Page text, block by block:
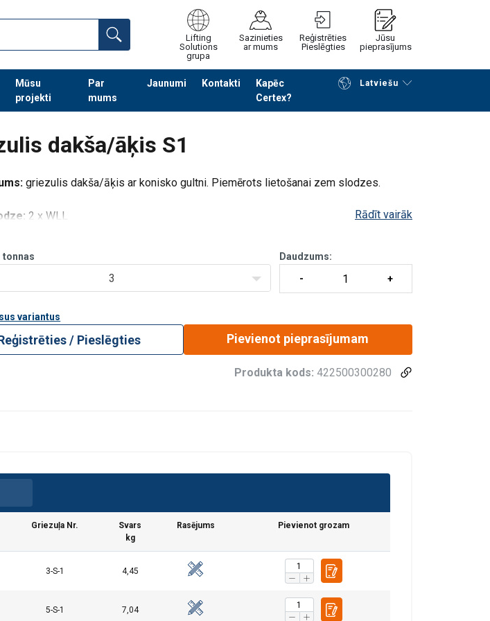
Lifting
Solutions
grupa
Sazinieties
ar mums
Reģistrēties
Pieslēgties
Jūsu
pieprasījums
Mūsu
projekti
Par
mums
Jaunumi Kontakti
Kapēc
Certex?
Latviešu
Turpināt meklēt preces Noformēt piedāvājuma pieprasījumu
dakša/āķis S1
griezulis dakša/āķis ar konisko gultni. Piemērots lietošanai zem slodzes.
2 x WLL Rādīt vairāk
tonnas
3
Daudzums:
variantus
/ Pieslēgties Pievienot pieprasījumam
Produkta kods: 422500300280
Griezuļa Nr.
Svars
kg
Rasējums Pievienot grozam
3-S-1 4,45
5-S-1 7,04